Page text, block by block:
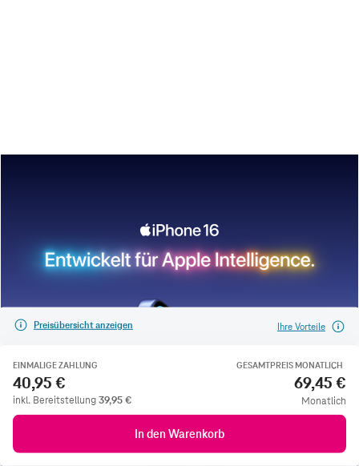
Preisübersicht anzeigen Ihre Vorteile
EINMALIGE ZAHLUNG
40,95 €
inkl. Bereitstellung39,95€
GESAMTPREIS MONATLICH
69,45 €
Monatlich
In den Warenkorb